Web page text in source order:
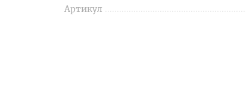
Артикул